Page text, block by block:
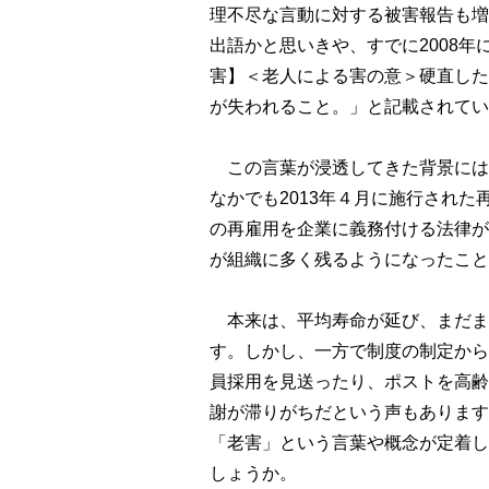
理不尽な言動に対する被害報告も
出語かと思いきや、すでに2008年
害】＜老人による害の意＞硬直し
が失われること。」と記載されて
この言葉が浸透してきた背景に
なかでも2013年４月に施行された
の再雇用を企業に義務付ける法律
が組織に多く残るようになったこ
本来は、平均寿命が延び、まだ
す。しかし、一方で制度の制定か
員採用を見送ったり、ポストを高
謝が滞りがちだという声もありま
「老害」という言葉や概念が定着
しょうか。